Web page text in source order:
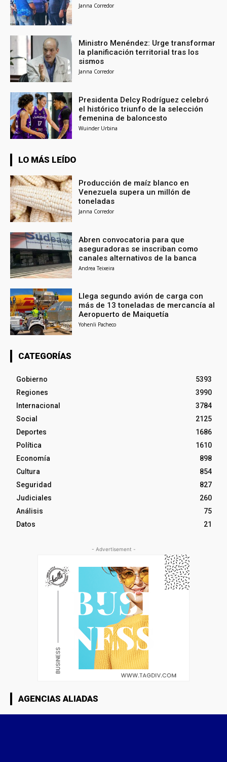
Janna Corredor
Ministro Menéndez: Urge transformar
la planificación territorial tras los
sismos
Janna Corredor
Presidenta Delcy Rodríguez celebró
el histórico triunfo de la selección
femenina de baloncesto
Wuinder Urbina
LO MÁS LEÍDO
Producción de maíz blanco en
Venezuela supera un millón de
toneladas
Janna Corredor
Abren convocatoria para que
aseguradoras se inscriban como
canales alternativos de la banca
Andrea Teixeira
Llega segundo avión de carga con
más de 13 toneladas de mercancía al
Aeropuerto de Maiquetía
Yohenli Pacheco
CATEGORÍAS
Gobierno
5393
Regiones
3990
Internacional
3784
Social
2125
Deportes
1686
Política
1610
Economía
898
Cultura
854
Seguridad
827
Judiciales
260
Análisis
75
Datos
21
- Advertisement -
AGENCIAS ALIADAS